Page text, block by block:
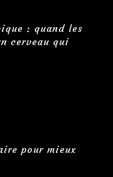
: quand les
cerveau qui
pour mieux